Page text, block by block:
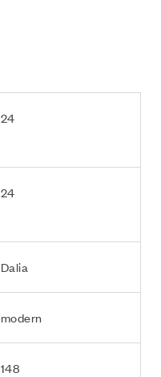
24
24
Dalia
modern
148